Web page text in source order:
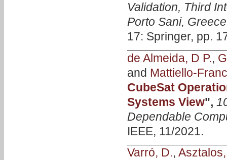
Validation, Third
Porto Sani,
17: Springer, pp.
de Almeida, D P.,
and Mattiello-
CubeSat
Systems View",
Dependable
IEEE, 11/2021.
Varró, D.,